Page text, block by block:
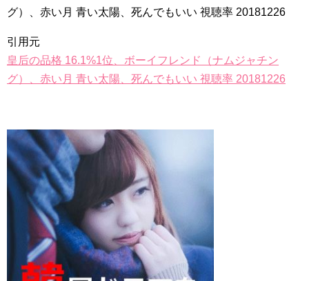
グ）、赤い月 青い太陽、死んでもいい 視聴率 20181226
引用元
皇后の品格 16.1%1位、ボーイフレンド（ナムジャチン
グ）、赤い月 青い太陽、死んでもいい 視聴率 20181226